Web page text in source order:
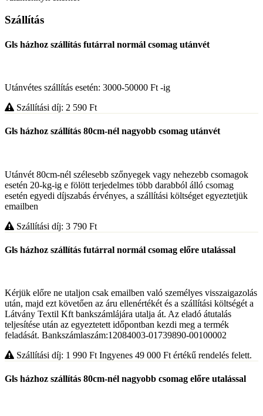
Szállítás
Gls házhoz szállítás futárral normál csomag utánvét
Utánvétes szállítás esetén: 3000-50000 Ft -ig
Szállítási díj: 2 590 Ft
Gls házhoz szállítás 80cm-nél nagyobb csomag utánvét
Utánvét 80cm-nél szélesebb szőnyegek vagy nehezebb csomagok
esetén 20-kg-ig e fölött terjedelmes több darabból álló csomag
esetén egyedi díjszabás érvényes, a szállítási költséget egyeztetjük
emailben
Szállítási díj: 3 790 Ft
Gls házhoz szállítás futárral normál csomag előre utalással
Kérjük előre ne utaljon csak emailben való személyes visszaigazolás
után, majd ezt követően az áru ellenértékét és a szállítási költségét a
Látvány Textil Kft bankszámlájára utalja át. Az eladó átutalás
teljesítése után az egyeztetett időpontban kezdi meg a termék
feladását. Bankszámlaszám:12084003-01739890-00100002
Szállítási díj: 1 990 Ft Ingyenes 49 000 Ft értékű rendelés felett.
Gls házhoz szállítás 80cm-nél nagyobb csomag előre utalással